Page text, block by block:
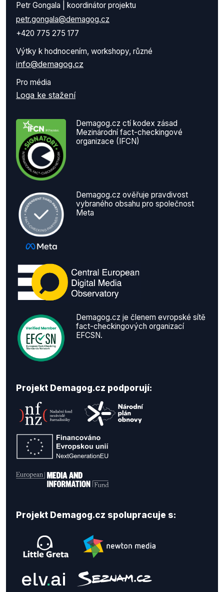
Petr Gongala | koordinátor projektu
petr.gongala@demagog.cz
+420 775 275 177
Výtky k hodnocením, workshopy, různé
info@demagog.cz
Pro média
Loga ke stažení
Demagog.cz ctí kodex zásad
Mezinárodní fact-checkingové
organizace (IFCN)
Demagog.cz ověřuje pravdivost
vybraného obsahu pro společnost
Meta
Demagog.cz je členem evropské sítě
fact-checkingových organizací
EFCSN.
Projekt Demagog.cz podporují:
Projekt Demagog.cz spolupracuje s: